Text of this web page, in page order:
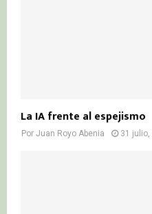
La IA frente al espejismo
Por Juan Royo Abenia 31 julio,